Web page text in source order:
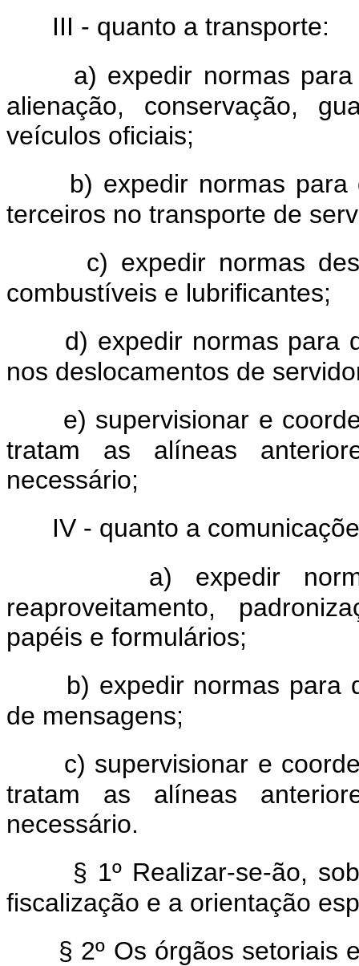
III - quanto a transporte:
a) expedir normas
alienação, conservação,
veículos oficiais;
b) expedir normas
terceiros no transporte de
c) expedir normas
combustíveis e lubrificantes;
d) expedir normas para
nos deslocamentos de
e) supervisionar e
tratam as alíneas
necessário;
IV - quanto a
a) expedir
reaproveitamento,
papéis e formulários;
b) expedir normas para
de mensagens;
c) supervisionar e
tratam as alíneas
necessário.
§ 1º Realizar-se-ão,
fiscalização e a orientação
§ 2º Os órgãos setoriais